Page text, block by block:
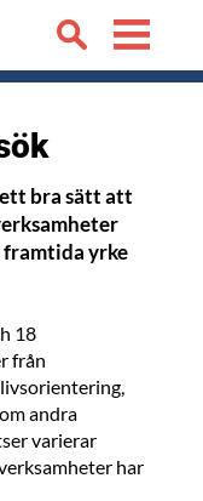
bra sätt att
framtida yrke
18
från
andra
varierar
har